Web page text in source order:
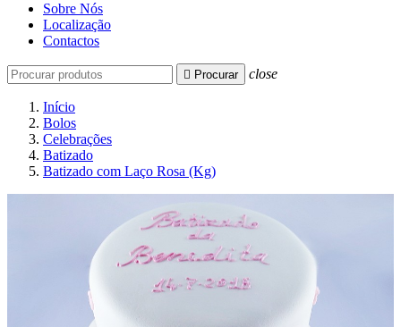
Sobre Nós
Localização
Contactos
 Procurar close
Início
Bolos
Celebrações
Batizado
Batizado com Laço Rosa (Kg)